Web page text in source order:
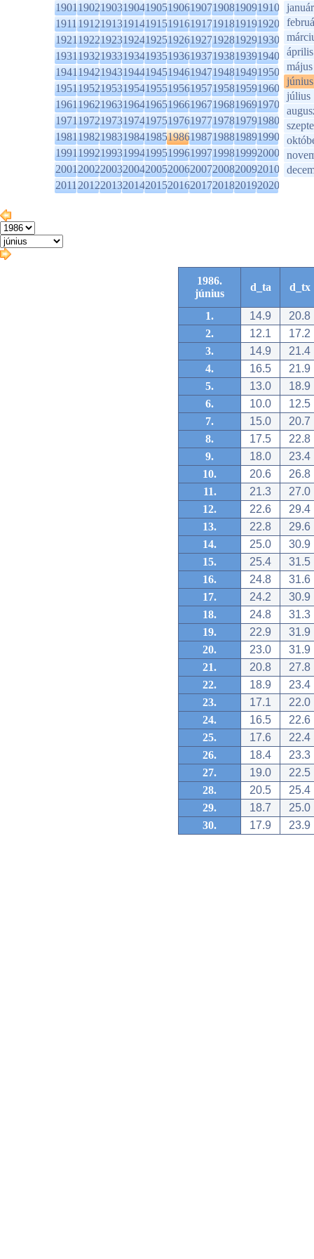
1901190219031904190519061907190819091910
1911191219131914191519161917191819191920
1921192219231924192519261927192819291930
1931193219331934193519361937193819391940
1941194219431944194519461947194819491950
1951195219531954195519561957195819591960
1961196219631964196519661967196819691970
1971197219731974197519761977197819791980
1981198219831984198519861987198819891990
1991199219931994199519961997199819992000
2001200220032004200520062007200820092010
2011201220132014201520162017201820192020
január
április
május
június
július
1986.
június
d_ta d_tx
1. 14.9
20.8
2.
12.1
17.2
3.
14.9
21.4
4.
16.5
21.9
5.
13.0
18.9
6.
10.0
12.5
7.
15.0
20.7
8.
17.5
22.8
9.
18.0
23.4
10.
20.6
26.8
11.
21.3
27.0
12.
22.6
29.4
13.
22.8
29.6
14.
25.0
30.9
15.
25.4
31.5
16.
24.8
31.6
17.
24.2
30.9
18.
24.8
31.3
19.
22.9
31.9
20.
23.0
31.9
21.
20.8
27.8
22.
18.9
23.4
23.
17.1
22.0
24.
16.5
22.6
25.
17.6
22.4
26.
18.4
23.3
27.
19.0
22.5
28.
20.5
25.4
29.
18.7
25.0
30.
17.9 23.9